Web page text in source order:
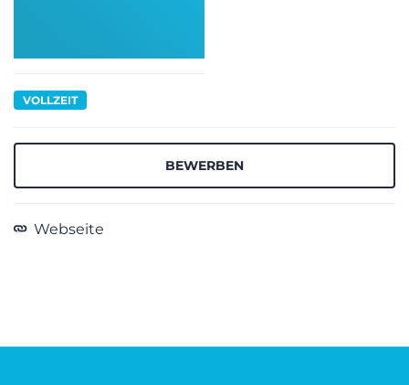
VOLLZEIT
BEWERBEN
Webseite